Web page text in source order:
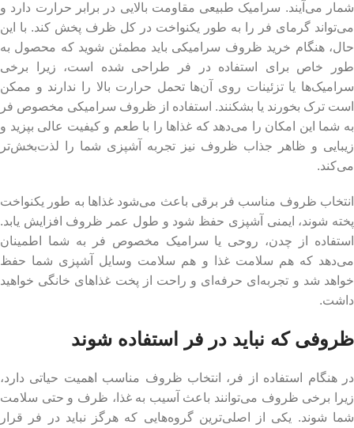
شمار می‌آیند. سرامیک طبیعی مقاومت بالایی در برابر حرارت دارد و
می‌تواند گرمای فر را به طور یکنواخت در کل ظرف پخش کند. با این
حال، هنگام خرید ظروف سرامیکی باید مطمئن شوید که محصول به
طور خاص برای استفاده در فر طراحی شده است، زیرا برخی
سرامیک‌ها یا تزئینات روی آن‌ها تحمل حرارت بالا را ندارند و ممکن
است ترک بخورند یا بشکنند. استفاده از ظروف سرامیکی مخصوص فر
به شما این امکان را می‌دهد که غذاها را با طعم و کیفیت عالی بپزید و
زیبایی و ظاهر جذاب ظروف نیز تجربه آشپزی شما را لذت‌بخش‌تر
می‌کند.
انتخاب ظروف مناسب فر برقی باعث می‌شود غذاها به طور یکنواخت
پخته شوند، ایمنی آشپزی حفظ شود و طول عمر ظروف افزایش یابد.
استفاده از چدن، روحی یا سرامیک مخصوص فر به شما اطمینان
می‌دهد که هم سلامت غذا و هم سلامت وسایل آشپزی شما حفظ
خواهد شد و تجربه‌ای حرفه‌ای و راحت از پخت غذاهای خانگی خواهید
داشت.
ظروفی که نباید در فر استفاده شوند
در هنگام استفاده از فر، انتخاب ظروف مناسب اهمیت حیاتی دارد،
زیرا برخی ظروف می‌توانند باعث آسیب به غذا، ظرف و حتی سلامت
شما شوند. یکی از اصلی‌ترین گروه‌هایی که هرگز نباید در فر قرار